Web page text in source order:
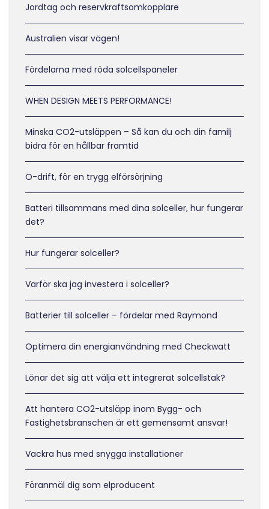
Jordtag och reservkraftsomkopplare
Australien visar vägen!
Fördelarna med röda solcellspaneler
WHEN DESIGN MEETS PERFORMANCE!
Minska CO2-utsläppen – Så kan du och din familj
bidra för en hållbar framtid
Ö-drift, för en trygg elförsörjning
Batteri tillsammans med dina solceller, hur fungerar
det?
Hur fungerar solceller?
Varför ska jag investera i solceller?
Batterier till solceller – fördelar med Raymond
Optimera din energianvändning med Checkwatt
Lönar det sig att välja ett integrerat solcellstak?
Att hantera CO2-utsläpp inom Bygg- och
Fastighetsbranschen är ett gemensamt ansvar!
Vackra hus med snygga installationer
Föranmäl dig som elproducent